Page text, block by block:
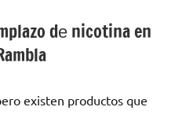
dе nicotina en
existen productos quе